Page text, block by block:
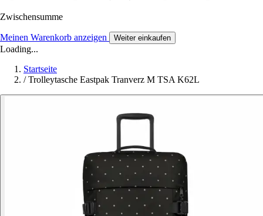
Zwischensumme
Meinen Warenkorb anzeigen Weiter einkaufen
Loading...
Startseite
/ Trolleytasche Eastpak Tranverz M TSA K62L